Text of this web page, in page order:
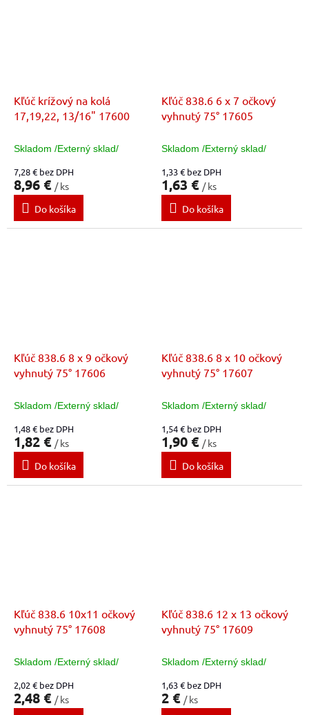
Kľúč krížový na kolá
17,19,22, 13/16" 17600
Skladom /Externý sklad/
7,28 € bez DPH
8,96 € / ks
Do košíka
Kľúč 838.6 6 x 7 očkový
vyhnutý 75° 17605
Skladom /Externý sklad/
1,33 € bez DPH
1,63 € / ks
Do košíka
Kľúč 838.6 8 x 9 očkový
vyhnutý 75° 17606
Skladom /Externý sklad/
1,48 € bez DPH
1,82 € / ks
Do košíka
Kľúč 838.6 8 x 10 očkový
vyhnutý 75° 17607
Skladom /Externý sklad/
1,54 € bez DPH
1,90 € / ks
Do košíka
Kľúč 838.6 10x11 očkový
vyhnutý 75° 17608
Skladom /Externý sklad/
2,02 € bez DPH
2,48 € / ks
Kľúč 838.6 12 x 13 očkový
vyhnutý 75° 17609
Skladom /Externý sklad/
1,63 € bez DPH
2 € / ks